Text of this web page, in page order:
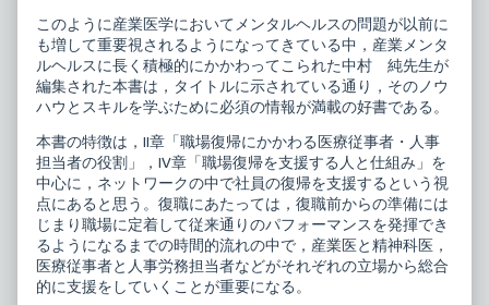
復
帰
の
ノ
ウ
ハ
ウ
と
ス
キ
ル
published
on
ミ
エ
ー
ル
18
職
場
復
帰
の
ウ
ハ
ウ
と
ス
キ
ル,
このように産業医学においてメンタルヘルスの問題が以前に
も増して重要視されるようになってきている中，産業メンタ
ルヘルスに長く積極的にかかわってこられた中村 純先生が
編集された本書は，タイトルに示されている通り，そのノウ
ハウとスキルを学ぶために必須の情報が満載の好書である。
本書の特徴は，II章「職場復帰にかかわる医療従事者・人事
担当者の役割」，IV章「職場復帰を支援する人と仕組み」を
中心に，ネットワークの中で社員の復帰を支援するという視
点にあると思う。復職にあたっては，復職前からの準備には
じまり職場に定着して従来通りのパフォーマンスを発揮でき
るようになるまでの時間的流れの中で，産業医と精神科医，
医療従事者と人事労務担当者などがそれぞれの立場から総合
的に支援をしていくことが重要になる。